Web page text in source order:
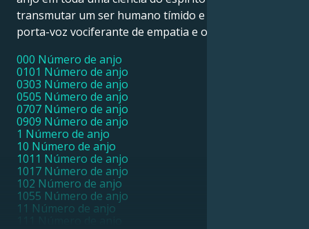
transmutar um ser humano tímido e retraído num
porta-voz vociferante de empatia e orientação.
000 Número de anjo
0101 Número de anjo
0303 Número de anjo
0505 Número de anjo
0707 Número de anjo
0909 Número de anjo
1 Número de anjo
10 Número de anjo
1011 Número de anjo
1017 Número de anjo
102 Número de anjo
1055 Número de anjo
11 Número de anjo